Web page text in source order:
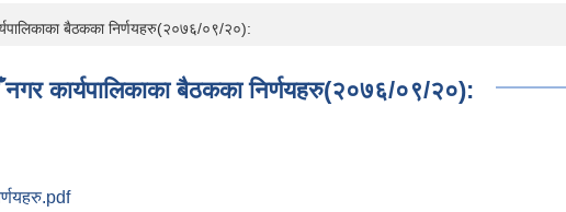
बैठकका निर्णयहरु(२०७६/०९/२०):
कार्यपालिकाका बैठकका निर्णयहरु(२०७६/०९/२०):